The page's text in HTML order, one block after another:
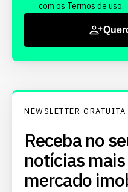
com os Termos de uso.
NEWSLETTER GRATUITA
Receba no
notícias
mercado